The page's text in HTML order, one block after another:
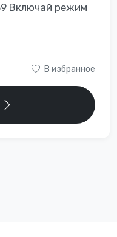
Включай режим
В избранное